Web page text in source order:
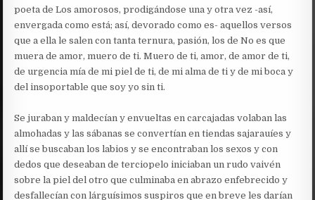
poeta de Los amorosos, prodigándose una y otra vez -así,
envergada como está; así, devorado como es- aquellos versos
que a ella le salen con tanta ternura, pasión, los de No es que
muera de amor, muero de ti. Muero de ti, amor, de amor de ti,
de urgencia mía de mi piel de ti, de mi alma de ti y de mi boca y
del insoportable que soy yo sin ti.
Se juraban y maldecían y envueltas en carcajadas volaban las
almohadas y las sábanas se convertían en tiendas sajarauíes y
allí se buscaban los labios y se encontraban los sexos y con
dedos que deseaban de terciopelo iniciaban un rudo vaivén
sobre la piel del otro que culminaba en abrazo enfebrecido y
desfallecían con lárguísimos suspiros que en breve les darían